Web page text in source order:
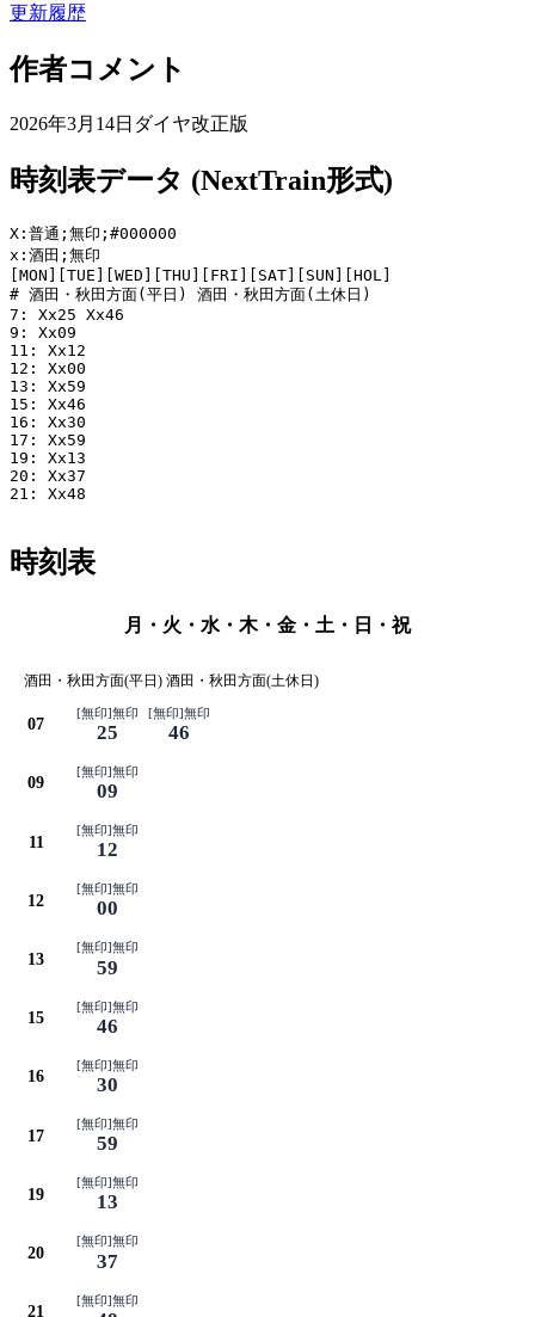
更新履歴
作者コメント
2026年3月14日ダイヤ改正版
時刻表データ (NextTrain形式)
X:普通;無印;#000000
x:酒田;無印
[MON][TUE][WED][THU][FRI][SAT][SUN][HOL]
# 酒田・秋田方面(平日) 酒田・秋田方面(土休日)
7: Xx25 Xx46
9: Xx09
11: Xx12
12: Xx00
13: Xx59
15: Xx46
16: Xx30
17: Xx59
19: Xx13
20: Xx37
21: Xx48
時刻表
月・火・水・木・金・土・日・祝
酒田・秋田方面(平日) 酒田・秋田方面(土休日)
07
[無印]無印
25
[無印]無印
46
09
[無印]無印
09
11
[無印]無印
12
12
[無印]無印
00
13
[無印]無印
59
15
[無印]無印
46
16
[無印]無印
30
17
[無印]無印
59
19
[無印]無印
13
20
[無印]無印
37
21
[無印]無印